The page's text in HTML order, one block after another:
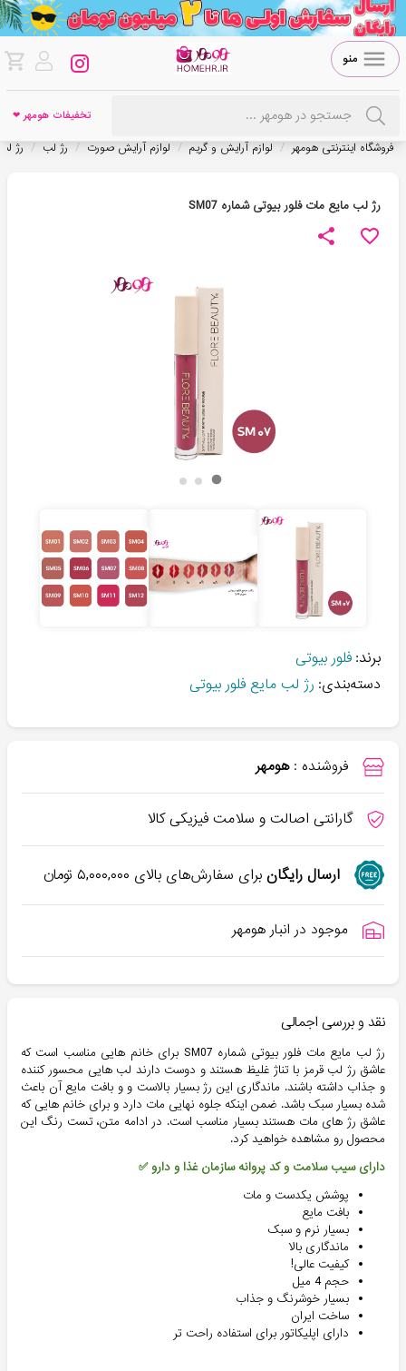
منو
تخفیفات هومهر ❤
فروشگاه اینترنتی هومهر / لوازم آرایش و گریم / لوازم آرایش صورت / رژ لب / رژ
رژ لب مایع مات فلور بیوتی شماره SM07
برند: فلور بیوتی
دسته‌بندی: رژ لب مایع فلور بیوتی
فروشنده : هومهر
گارانتی اصالت و سلامت فیزیکی کالا
ارسال رایگانبرای سفارش‌های بالای ۵,۰۰۰,۰۰۰تومان
موجود در انبار هومهر
نقد و بررسی اجمالی
رژ لب مایع مات فلور بیوتی شماره SM07 برای خانم هایی مناسب است که
عاشق رژ لب قرمز با تناژ غلیظ هستند و دوست دارند لب هایی محسور کننده
و جذاب داشته باشند. ماندگاری این رژ بسیار بالاست و و بافت مایع آن باعث
شده بسیار سبک باشد. ضمن اینکه جلوه نهایی مات دارد و برای خانم هایی که
عاشق رژ های مات هستند بسیار مناسب است. در ادامه متن، تست رنگ این
محصول رو مشاهده خواهید کرد.
دارای سیب سلامت و کد پروانه سازمان غذا و دارو ✅
پوشش یکدست و مات
بافت مایع
بسیار نرم و سبک
ماندگاری بالا
کیفیت عالی!
حجم 4 میل
بسیار خوشرنگ و جذاب
ساخت ایران
دارای اپلیکاتور برای استفاده راحت تر